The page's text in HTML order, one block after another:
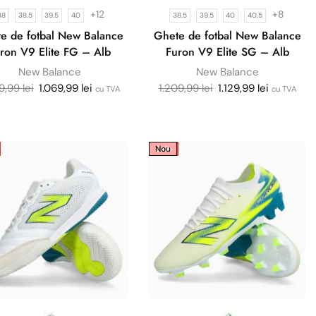
38.5 39.5 40 +12
de fotbal New Balance
V9 Elite FG – Alb
New Balance
lei 1.069,99 lei cu TVA
38.5 39.5 40 40.5 +8
Ghete de fotbal New Balance
Furon V9 Elite SG – Alb
New Balance
1.209,99lei 1.129,99 lei cu TVA
Sale
Nou
MINGI DE FOTBAL